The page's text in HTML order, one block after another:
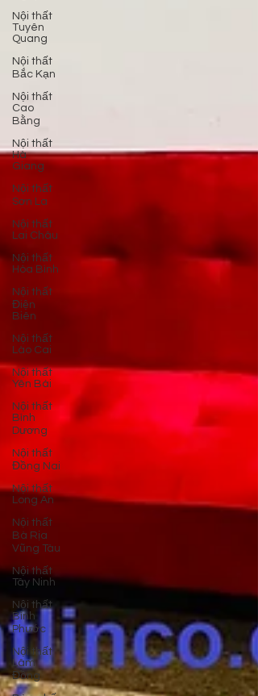
Nội thất
Tuyên
Quang
Nội thất
Bắc Kạn
Nội thất
Cao
Bằng
Nội thất
Hà
Giang
Nội thất
Sơn La
Nội thất
Lai Châu
Nội thất
Hòa Bình
Nội thất
Điện
Biên
Nội thất
Lào Cai
Nội thất
Yên Bái
Nội thất
Bình
Dương
Nội thất
Đồng Nai
Nội thất
Long An
Nội thất
Bà Rịa
Vũng Tàu
Nội thất
Tây Ninh
Nội thất
Bình
Phước
Nội thất
Lâm
Đồng